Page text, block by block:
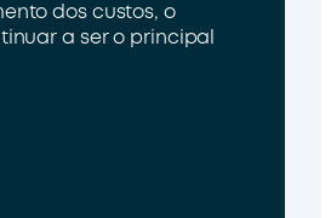
dos custos, o
a ser o principal